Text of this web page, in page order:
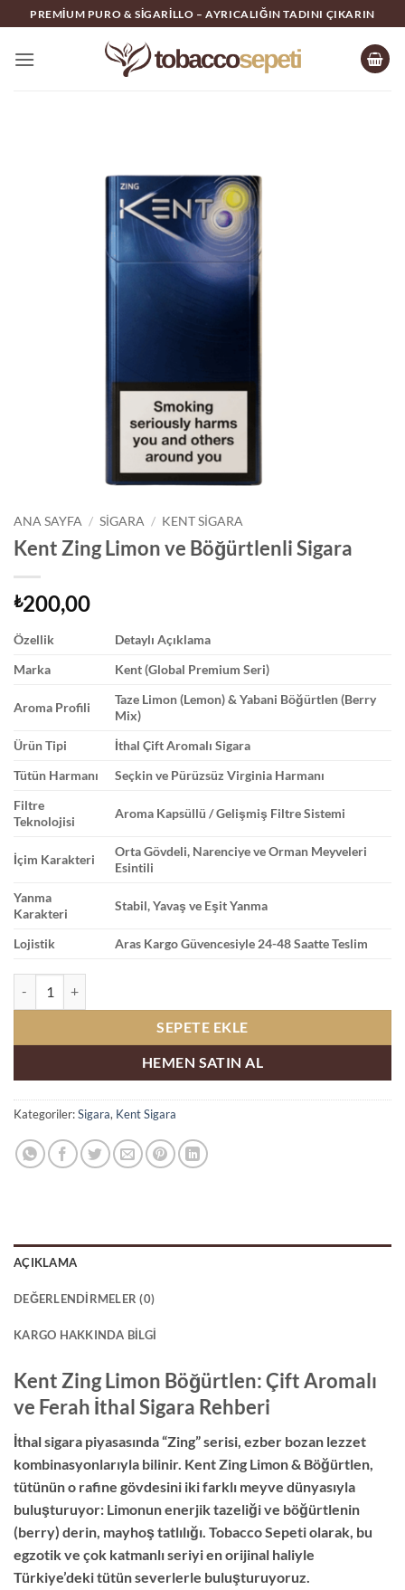
İçeriğe
atla
PREMIUM PURO & SIGARILLO – AYRICALIĞIN TADINI ÇIKARIN
ANA SAYFA / SIGARA / KENT SIGARA
Kent Zing Limon ve Böğürtlenli Sigara
₺200,00
Özellik
Detaylı Açıklama
Marka
Kent (Global Premium Seri)
Aroma Profili
Taze Limon (Lemon) & Yabani Böğürtlen (Berry
Mix)
Ürün Tipi
İthal Çift Aromalı Sigara
Tütün Harmanı
Seçkin ve Pürüzsüz Virginia Harmanı
Filtre
Teknolojisi
Aroma Kapsüllü / Gelişmiş Filtre Sistemi
İçim Karakteri
Orta Gövdeli, Narenciye ve Orman Meyveleri
Esintili
Yanma
Karakteri
Stabil, Yavaş ve Eşit Yanma
Lojistik Aras Kargo Güvencesiyle 24-48 Saatte Teslim
SEPETE EKLE
HEMEN SATIN AL
Kategoriler:Sigara, Kent Sigara
AÇIKLAMA
DEĞERLENDIRMELER (0)
KARGO HAKKINDA BILGI
Kent Zing Limon Böğürtlen: Çift Aromalı
ve Ferah İthal Sigara Rehberi
İthal sigara piyasasında “Zing” serisi, ezber bozan lezzet
kombinasyonlarıyla bilinir. Kent Zing Limon & Böğürtlen,
tütünün o rafine gövdesini iki farklı meyve dünyasıyla
buluşturuyor: Limonun enerjik tazeliği ve böğürtlenin
(berry) derin, mayhoş tatlılığı. Tobacco Sepeti olarak, bu
egzotik ve çok katmanlı seriyi en orijinal haliyle
Türkiye’deki tütün severlerle buluşturuyoruz.